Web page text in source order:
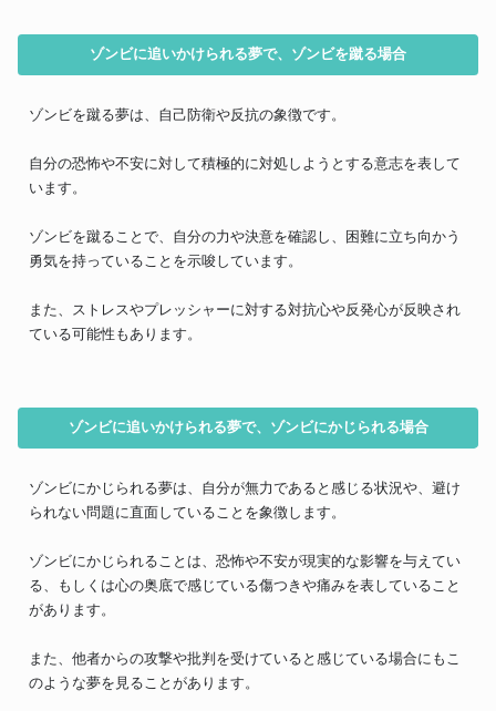
ゾンビに追いかけられる夢で、ゾンビを蹴る場合
ゾンビを蹴る夢は、自己防衛や反抗の象徴です。
自分の恐怖や不安に対して積極的に対処しようとする意志を表して
います。
ゾンビを蹴ることで、自分の力や決意を確認し、困難に立ち向かう
勇気を持っていることを示唆しています。
また、ストレスやプレッシャーに対する対抗心や反発心が反映され
ている可能性もあります。
ゾンビに追いかけられる夢で、ゾンビにかじられる場合
ゾンビにかじられる夢は、自分が無力であると感じる状況や、避け
られない問題に直面していることを象徴します。
ゾンビにかじられることは、恐怖や不安が現実的な影響を与えてい
る、もしくは心の奥底で感じている傷つきや痛みを表していること
があります。
また、他者からの攻撃や批判を受けていると感じている場合にもこ
のような夢を見ることがあります。